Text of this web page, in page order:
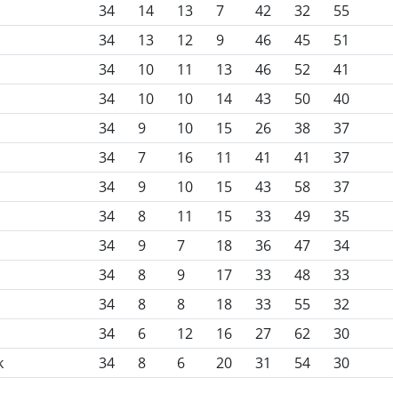
34 14 13 7 42 32 55
34 13 12 9 46 45 51
34 10 11 13 46 52 41
34 10 10 14 43 50 40
34 9 10 15 26 38 37
34 7 16 11 41 41 37
34 9 10 15 43 58 37
34 8 11 15 33 49 35
34 9 7 18 36 47 34
34 8 9 17 33 48 33
34 8 8 18 33 55 32
34 6 12 16 27 62 30
34 8 6 20 31 54 30